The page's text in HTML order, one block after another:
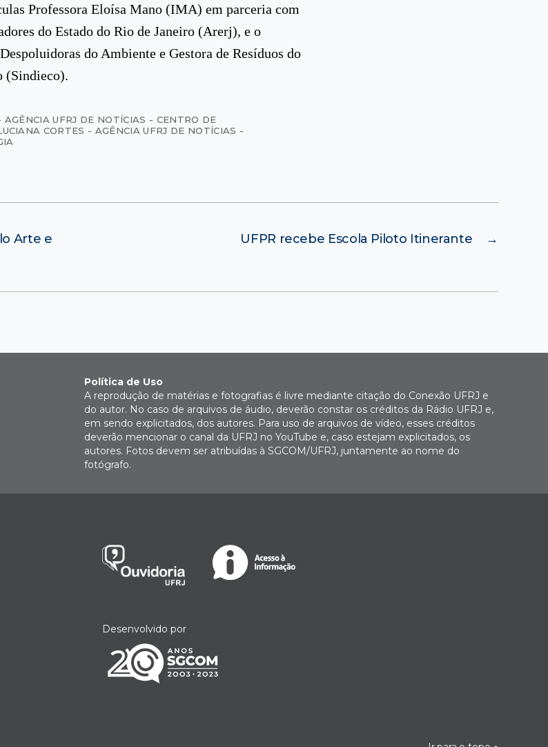
Professora Eloísa Mano (IMA) em parceria com
do Estado do Rio de Janeiro (Arerj), e o
do Ambiente e Gestora de Resíduos do
(Sindieco).
AGÊNCIA UFRJ DE NOTÍCIAS - CENTRO DE
CORTES - AGÊNCIA UFRJ DE NOTÍCIAS -
Arte e
→
UFPR recebe Escola Piloto Itinerante
Política de Uso
A reprodução de matérias e fotografias é livre mediante citação do Conexão UFRJ e
do autor. No caso de arquivos de áudio, deverão constar os créditos da Rádio UFRJ e,
em sendo explicitados, dos autores. Para uso de arquivos de vídeo, esses créditos
deverão mencionar o canal da UFRJ no YouTube e, caso estejam explicitados, os
autores. Fotos devem ser atribuídas à SGCOM/UFRJ, juntamente ao nome do
fotógrafo.
Desenvolvido por